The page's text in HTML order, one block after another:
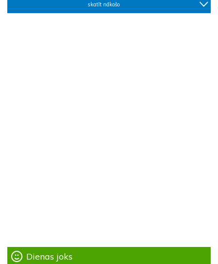
skatīt nākošo
Dienas joks